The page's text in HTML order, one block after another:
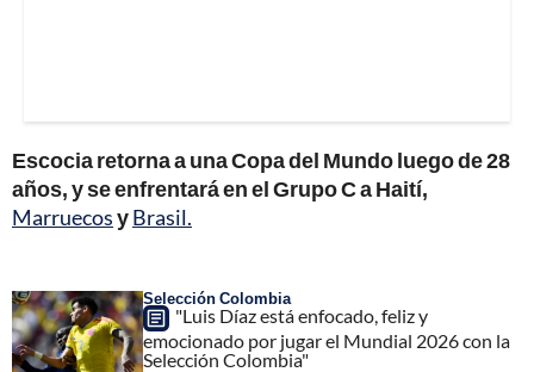
Escocia retorna a una Copa del Mundo luego de 28
años, y se enfrentará en el Grupo C a Haití,
MarruecosyBrasil.
Selección Colombia
"Luis Díaz está enfocado, feliz y
emocionado por jugar el Mundial 2026 con la
Selección Colombia"